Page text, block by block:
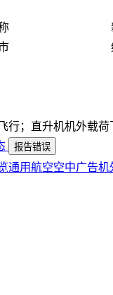
行；直升机机外载
报告错误
通用航空空中广告机